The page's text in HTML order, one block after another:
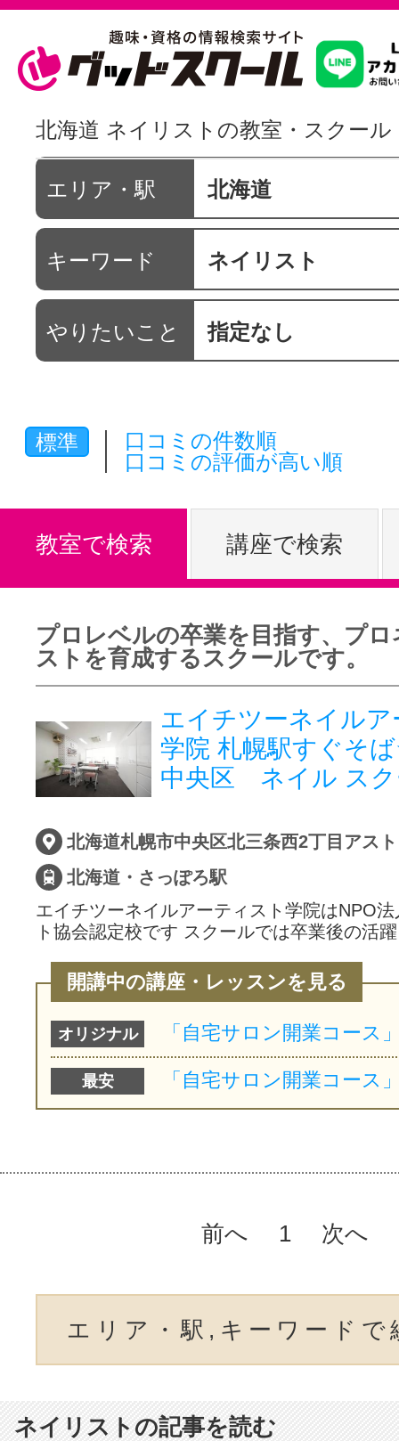
習いたいこ
スクールを
駅・路線か
通信講座を
体験レッス
やりたいこ
特集をみる
グッドスク
掲載のお問
サイトマッ
北海道 ネイリストの教室・スクール
エリア・駅 北海道
キーワード ネイリスト
やりたいこと 指定なし
標準
口コミの件数順
口コミの評価が高い順
教室で検索 講座で検索
プロレベルの卒業を目指す、プ
ストを育成するスクールです。
エイチツーネイル
学院 札幌駅すぐ
中央区 ネイル スク
北海道札幌市中央区北三条西2丁目アス
北海道・さっぽろ駅
エイチツーネイルアーティスト学院はNPO
ト協会認定校です スクールでは卒業後の活
開講中の講座・レッスンを見る
オリジナル
最安
前へ 1 次へ
エリア・駅,キーワードで
ネイリストの記事を読む